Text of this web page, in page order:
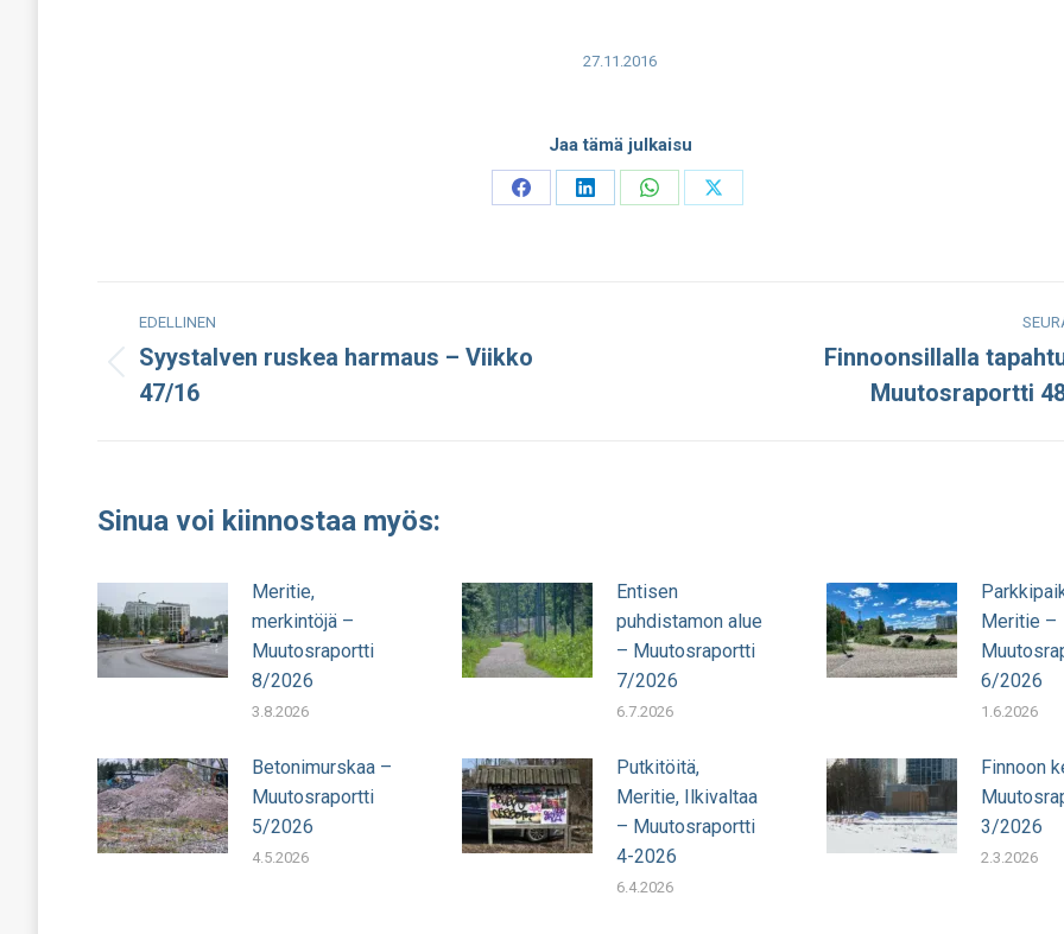
27.11.2016
Jaa tämä julkaisu
Share
Share
Share
Share
Post
navigation
EDELLINEN
Edellinen
julkaisu:
Syystalven ruskea harmaus – Viikko
47/16
Finnoonsillalla
Muutosraportti
Sinua voi kiinnostaa myös:
Meritie,
merkintöjä –
Muutosraportti
8/2026
3.8.2026
Entisen
puhdistamon alue
– Muutosraportti
7/2026
6.7.2026
Meritie –
6/2026
1.6.2026
Betonimurskaa –
Muutosraportti
5/2026
4.5.2026
Putkitöitä,
Meritie, Ilkivaltaa
– Muutosraportti
4-2026
6.4.2026
Finnoon
3/2026
2.3.2026